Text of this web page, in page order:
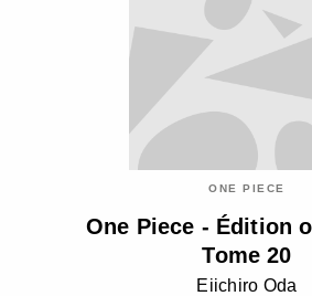
ONE PIECE
One Piece - Édition
Tome 20
Eiichiro Oda